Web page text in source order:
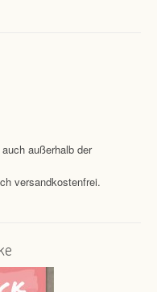
außerhalb der
versandkostenfrei.